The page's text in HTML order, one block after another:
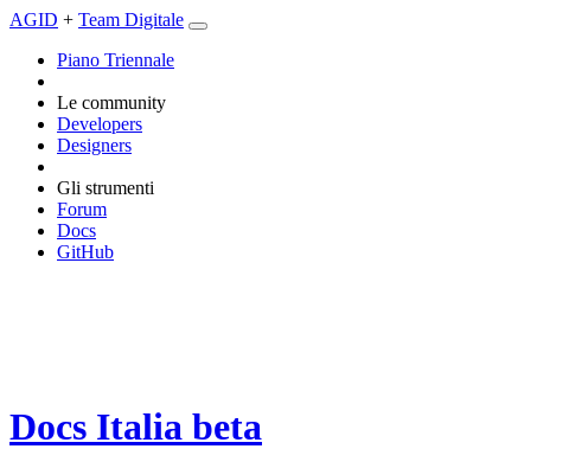
AGID + Team Digitale
Piano Triennale
Le community
Developers
Designers
Gli strumenti
Forum
Docs
GitHub
Docs Italia beta